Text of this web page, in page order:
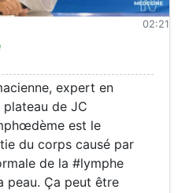
02:21
expert en
de JC
est le
du corps causé par
de la #lymphe
peau. Ça peut être